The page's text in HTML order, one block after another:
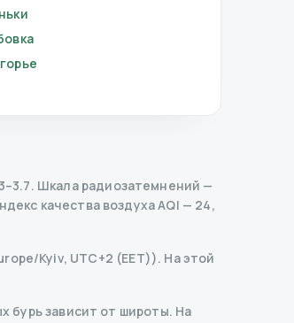
Шкала радиозатемнений —
качества воздуха AQI — 24,
Kyiv, UTC+2 (EET)). На этой
бурь зависит от широты. На